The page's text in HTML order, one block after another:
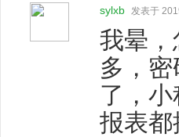
sylxb 发表于
我晕
多，
了，
报表